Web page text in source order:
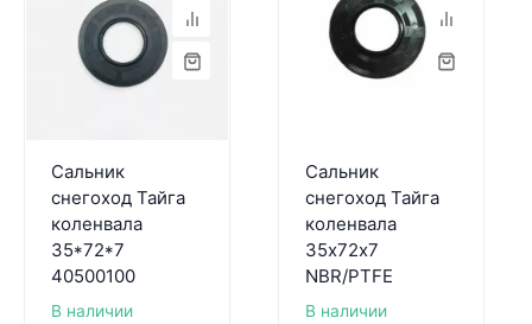
Сальник
снегоход Тайга
коленвала
35*72*7
40500100
В наличии
Сальник
снегоход Тайга
коленвала
35х72х7
NBR/PTFE
В наличии